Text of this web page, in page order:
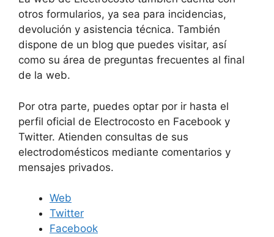
otros formularios, ya sea para incidencias,
devolución y asistencia técnica. También
dispone de un blog que puedes visitar, así
como su área de preguntas frecuentes al final
de la web.
Por otra parte, puedes optar por ir hasta el
perfil oficial de Electrocosto en Facebook y
Twitter. Atienden consultas de sus
electrodomésticos mediante comentarios y
mensajes privados.
Web
Twitter
Facebook